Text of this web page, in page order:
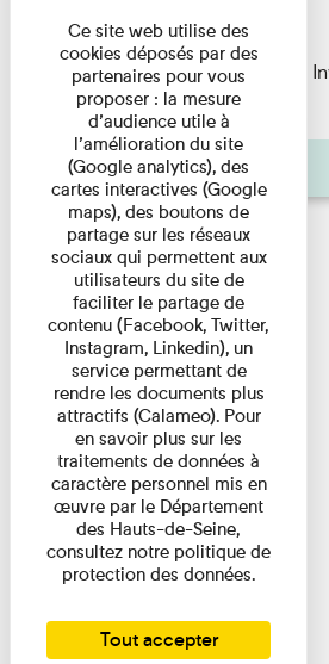
Lecture
Fanny Taillandier – Foudres Les
l’Imprimerie n°6 Lecture ...
Pages
Ce site web utilise des
cookies déposés par des
partenaires pour vous
proposer : la mesure
d’audience utile à
l’amélioration du site
(Google analytics), des
cartes interactives (Google
maps), des boutons de
partage sur les réseaux
sociaux qui permettent aux
utilisateurs du site de
faciliter le partage de
contenu (Facebook, Twitter,
Instagram, Linkedin), un
service permettant de
rendre les documents plus
attractifs (Calameo). Pour
en savoir plus sur les
traitements de données à
caractère personnel mis en
œuvre par le Département
des Hauts-de-Seine,
consultez notre politique de
protection des données.
Tout accepter